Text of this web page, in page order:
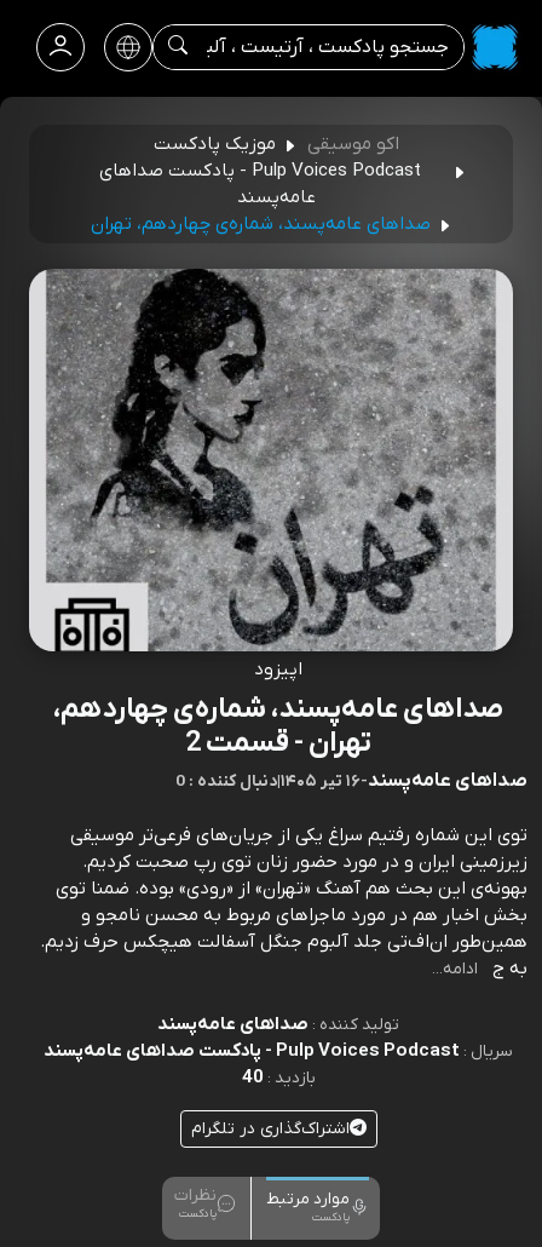
اکو موسیقی
موزیک پادکست
Pulp Voices Podcast - پادکست صداهای
عامه‌پسند
صداهای عامه‌پسند، شماره‌ی چهاردهم، تهران
اپیزود
صداهای عامه‌پسند، شماره‌ی چهاردهم،
تهران - قسمت 2
صداهای عامه‌پسند-۱۶ تیر ۱۴۰۵ |0 : دنبال کننده
توی این شماره رفتیم سراغ یکی از جریان‌های فرعی‌تر موسیقی
زیرزمینی ایران و در مورد حضور زنان توی رپ صحبت کردیم.
بهونه‌ی این بحث هم آهنگ «تهران» از «رودی» بوده. ضمنا توی
بخش اخبار هم در مورد ماجراهای مربوط به محسن نامجو و
همین‌طور ان‌اف‌تی جلد آلبوم جنگل آسفالت هیچکس حرف زدیم.
به ج
ادامه...
تولید کننده : صداهای عامه‌پسند
سریال : Pulp Voices Podcast - پادکست صداهای عامه‌پسند
بازدید : 40
اشتراک‌گذاری در تلگرام
موارد مرتبط
پادکست
نظرات
پادکست